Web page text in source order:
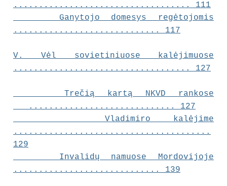
................................... 111
Ganytojo domesys regėtojomis
............................. 117
V.Vėl sovietiniuose kalėjimuose
................................... 127
Trečią kartą NKVD rankose
............................. 127
Vladimiro kalėjime
.......................................
129
Invalidų namuose Mordovijoje
............................. 139